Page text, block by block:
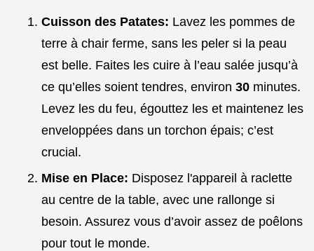
Cuisson des Patates: Lavez les pommes de
terre à chair ferme, sans les peler si la peau
est belle. Faites les cuire à l’eau salée jusqu’à
ce qu’elles soient tendres, environ 30 minutes.
Levez les du feu, égouttez les et maintenez les
enveloppées dans un torchon épais; c’est
crucial.
Mise en Place: Disposez l'appareil à raclette
au centre de la table, avec une rallonge si
besoin. Assurez vous d’avoir assez de poêlons
pour tout le monde.